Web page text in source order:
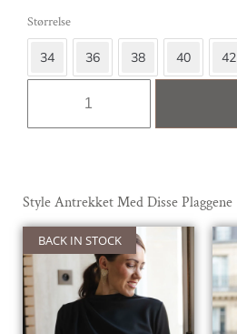
Størrelse
34 36 38 40 42
Style Antrekket Med Disse Plaggene
BACK IN STOCK